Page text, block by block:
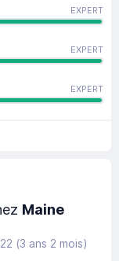
EXPERT
EXPERT
EXPERT
Maine
(3 ans 2 mois)